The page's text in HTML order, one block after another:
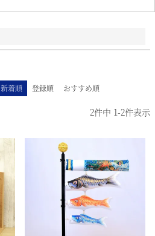
新着順 登録順 おすすめ順
2件中 1-2件表示